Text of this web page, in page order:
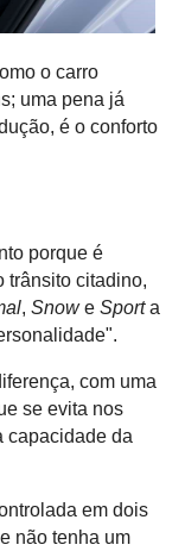
o carro
uma pena já
é o conforto
porque é
trânsito citadino,
, Snowe Sporta
com uma
se evita nos
capacidade da
em dois
não tenha um